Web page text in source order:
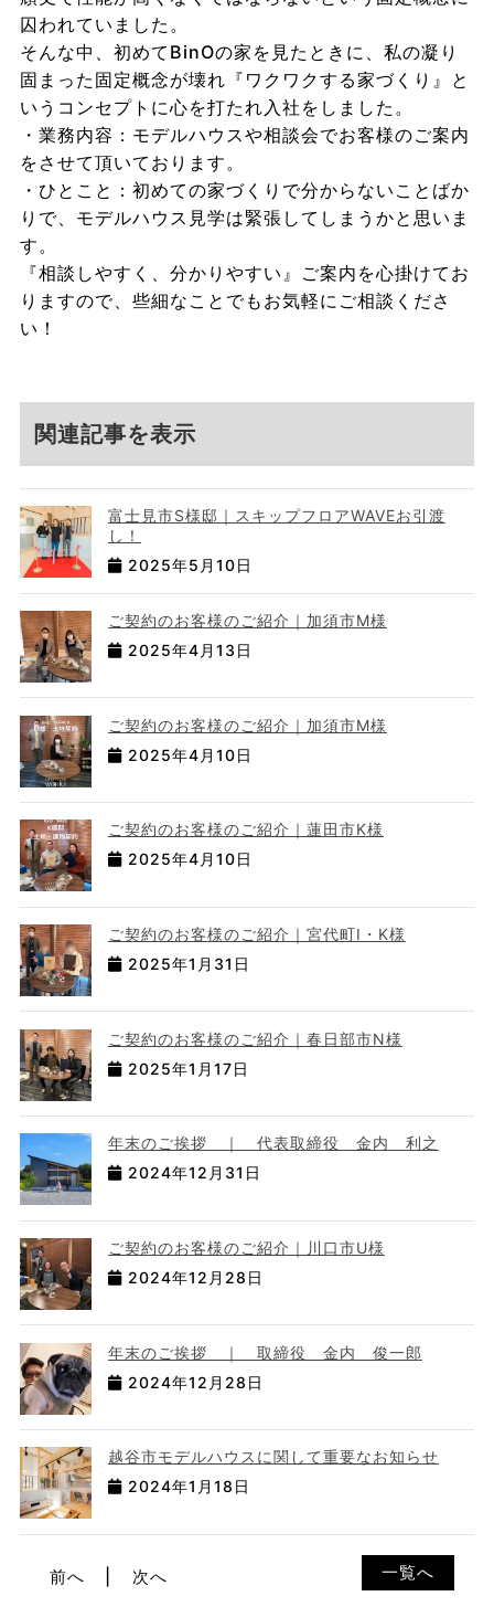
囚われていました。
そんな中、初めてBinOの家を見たときに、私の凝り
固まった固定概念が壊れ『ワクワクする家づくり』と
いうコンセプトに心を打たれ入社をしました。
・業務内容：モデルハウスや相談会でお客様のご案内
をさせて頂いております。
・ひとこと：初めての家づくりで分からないことばか
りで、モデルハウス見学は緊張してしまうかと思いま
す。
『相談しやすく、分かりやすい』ご案内を心掛けてお
りますので、些細なことでもお気軽にご相談くださ
い！
関連記事を表示
富士見市S様邸｜スキップフロアWAVEお引渡
し！
2025年5月10日
ご契約のお客様のご紹介｜加須市M様
2025年4月13日
ご契約のお客様のご紹介｜加須市M様
2025年4月10日
ご契約のお客様のご紹介｜蓮田市K様
2025年4月10日
ご契約のお客様のご紹介｜宮代町I・K様
2025年1月31日
ご契約のお客様のご紹介｜春日部市N様
2025年1月17日
年末のご挨拶 ｜ 代表取締役 金内 利之
2024年12月31日
ご契約のお客様のご紹介｜川口市U様
2024年12月28日
年末のご挨拶 ｜ 取締役 金内 俊一郎
2024年12月28日
越谷市モデルハウスに関して重要なお知らせ
2024年1月18日
一覧へ
前へ 次へ